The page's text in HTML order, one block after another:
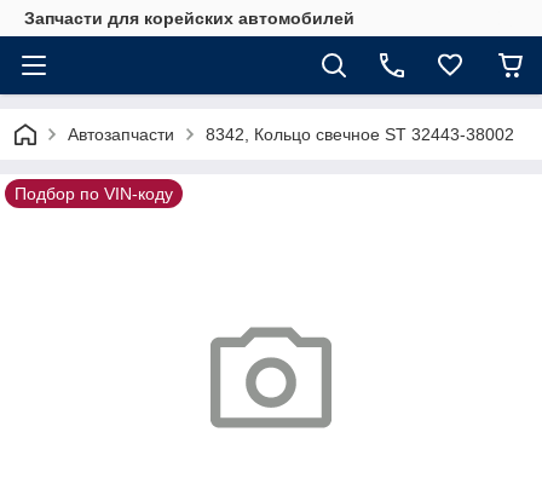
Запчасти для корейских автомобилей
Автозапчасти 8342, Кольцо свечное ST 32443-38002
Подбор по VIN-коду